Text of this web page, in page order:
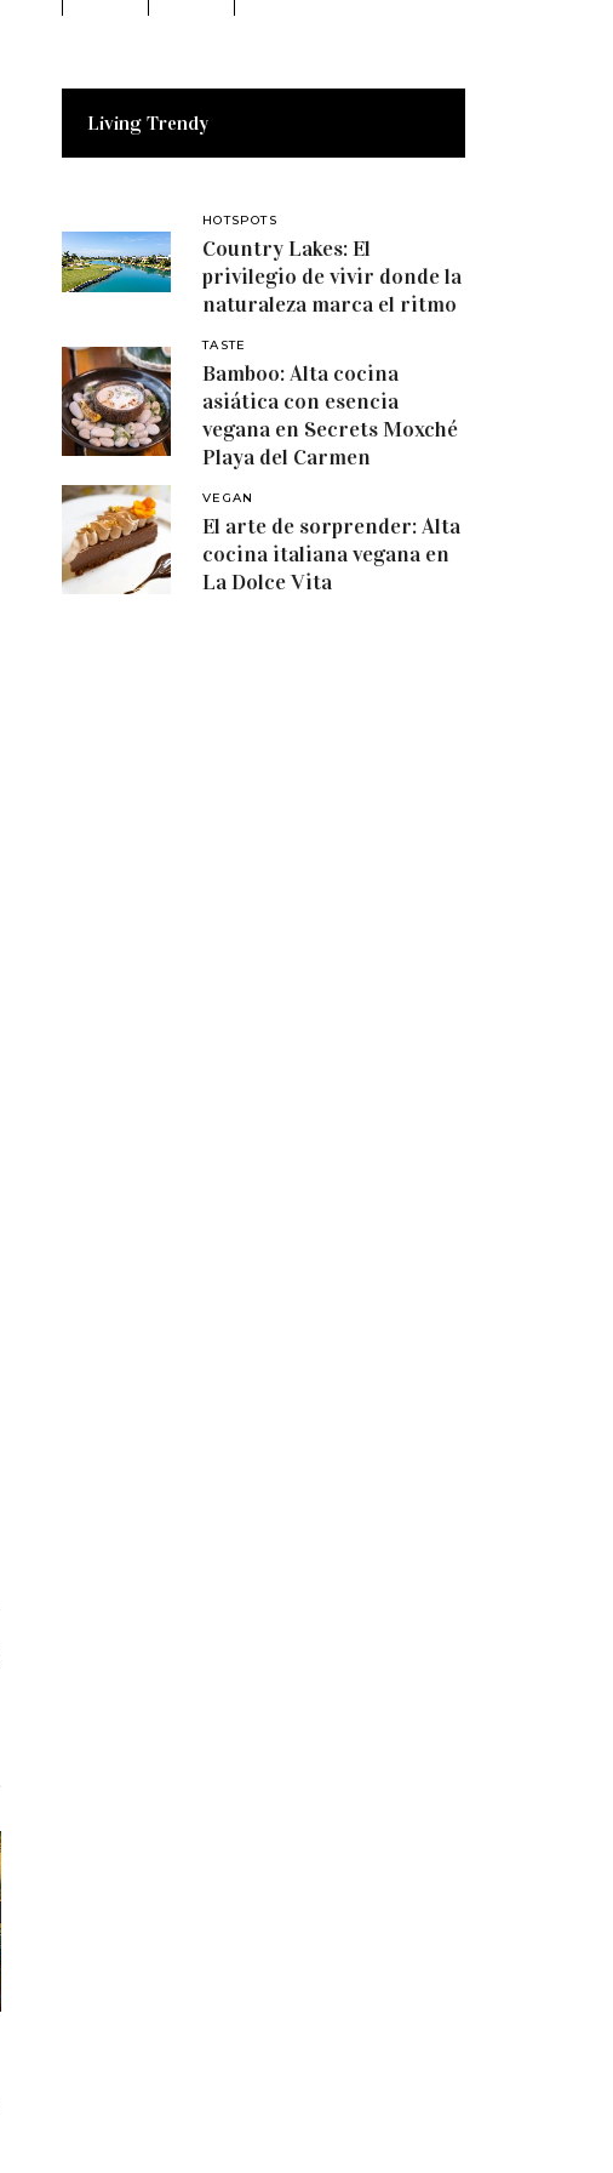
Living Trendy
HOTSPOTS
Country Lakes: El
privilegio de vivir donde la
naturaleza marca el ritmo
TASTE
Bamboo: Alta cocina
asiática con esencia
vegana en Secrets Moxché
Playa del Carmen
VEGAN
El arte de sorprender: Alta
cocina italiana vegana en
La Dolce Vita